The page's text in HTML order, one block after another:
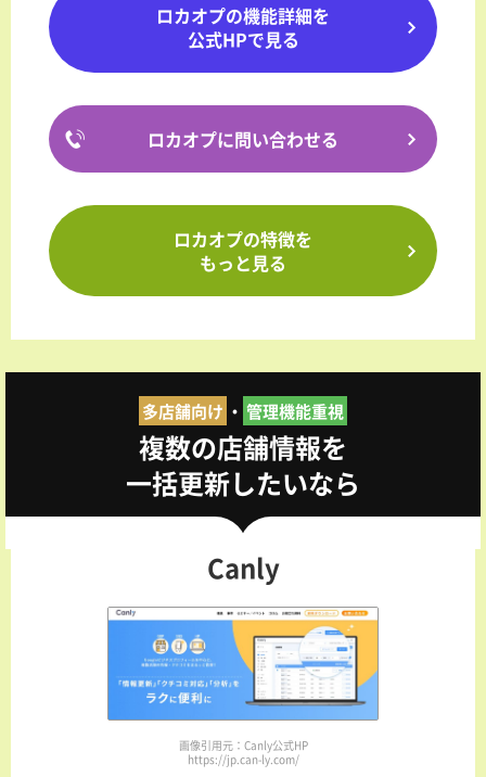
ロカオプの機能詳細を
公式HPで見る
ロカオプに問い合わせる
ロカオプの特徴を
もっと見る
多店舗向け ・ 管理機能重視
複数の店舗情報を
一括更新したいなら
Canly
画像引用元：Canly公式HP
https://jp.can-ly.com/